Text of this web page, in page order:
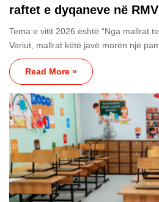
raftet e dyqaneve në RMV
Tema e vitit 2026 është “Nga mallrat
Veriut, mallrat këtë javë morën një
Read More »